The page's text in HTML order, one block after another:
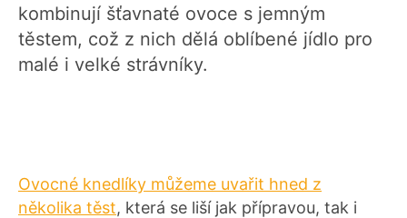
kombinují šťavnaté ovoce s jemným
těstem, což z nich dělá oblíbené jídlo pro
malé i velké strávníky.
Ovocné knedlíky můžeme uvařit hned z
několika těst, která se liší jak přípravou, tak i